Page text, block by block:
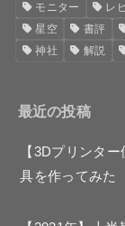
モニター
レ
星空
書評
神社
解説
最近の投稿
【3Dプリンタ
具を作ってみた